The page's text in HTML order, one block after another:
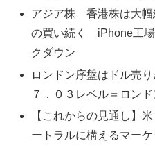
アジア株 香港株は大幅
の買い続く iPhone工場
クダウン
ロンドン序盤はドル売
７．０３レベル＝ロン
【これからの見通し】
ートラルに構えるマーケ